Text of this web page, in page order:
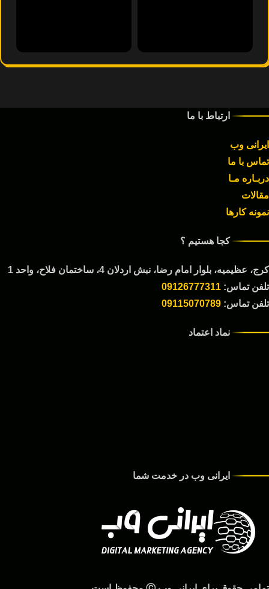
دیزاینارتباط با ما
ایرانی وب
تماس با ما
دربـاره مـا
مقالات
نمونه کارها
کجا هستیم ؟
کرج، عظیمیه، بلوار امام رضا، نبش اردلان 4، ساختمان فلاح، واحد 1
تلفن تماس: 09126777311
تلفن تماس: 09115070789
نماد اعتماد
ایرانی وب در خدمت شما